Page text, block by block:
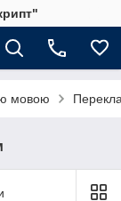
мовою